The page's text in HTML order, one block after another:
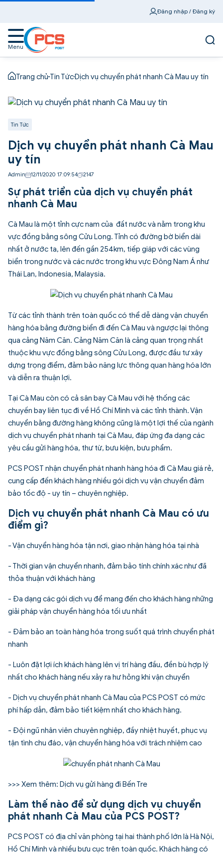
Đăng nhập / Đăng ký
Menu
Trang chủTin TứcDịch vụ chuyển phát nhanh Cà Mau uy tín
Tin Tức
Dịch vụ chuyển phát nhanh Cà Mau
uy tín
Admin 12/11/2020 17:09:54 2147
Sự phát triển của dịch vụ chuyển phát
nhanh Cà Mau
Cà Mau là một tỉnh cực nam của đất nước và nằm trong khu
vực đồng bằng sông Cửu Long. Tỉnh có đường bờ biển dài
nhất ở nước ta, lên đến gần 254km, tiếp giáp với các vùng
biển trong nước và các nước trong khu vực Đông Nam Á như
Thái Lan, Indonesia, Malaysia.
Từ các tỉnh thành trên toàn quốc có thể dễ dàng vận chuyển
hàng hóa bằng đường biển đi đến Cà Mau và ngược lại thông
qua cảng Năm Căn. Cảng Năm Căn là cảng quan trọng nhất
thuộc khu vực đồng bằng sông Cửu Long, được đầu tư xây
dựng trọng điểm, đảm bảo năng lực thông quan hàng hóa lớn
và diễn ra thuận lợi.
Tại Cà Mau còn có cả sân bay Cà Mau với hệ thống các
chuyến bay liên tục đi về Hồ Chí Minh và các tỉnh thành. Vận
chuyển bằng đường hàng không cũng là một lợi thế của ngành
dịch vụ chuyển phát nhanh tại Cà Mau, đáp ứng đa dạng các
yêu cầu gửi hàng hóa, thư từ, bưu kiện, bưu phẩm.
PCS POST nhận chuyển phát nhanh hàng hóa đi Cà Mau giá rẻ,
cung cấp đến khách hàng nhiều gói dịch vụ vận chuyển đảm
bảo tốc độ - uy tín – chuyên nghiệp.
Dịch vụ chuyển phát nhanh Cà Mau có ưu
điểm gì?
- Vận chuyển hàng hóa tận nơi, giao nhận hàng hóa tại nhà
- Thời gian vận chuyển nhanh, đảm bảo tính chính xác như đã
thỏa thuận với khách hàng
- Đa dạng các gói dịch vụ để mang đến cho khách hàng những
giải pháp vận chuyển hàng hóa tối ưu nhất
- Đảm bảo an toàn hàng hóa trong suốt quá trình chuyển phát
nhanh
- Luôn đặt lợi ích khách hàng lên vị trí hàng đầu, đền bù hợp lý
nhất cho khách hàng nếu xảy ra hư hỏng khi vận chuyển
- Dịch vụ chuyển phát nhanh Cà Mau của PCS POST có mức
phí hấp dẫn, đảm bảo tiết kiệm nhất cho khách hàng.
- Đội ngũ nhân viên chuyên nghiệp, đầy nhiệt huyết, phục vụ
tận tình chu đáo, vận chuyển hàng hóa với trách nhiệm cao
>>> Xem thêm: Dịch vụ gửi hàng đi Bến Tre
Làm thế nào để sử dụng dịch vụ chuyển
phát nhanh Cà Mau của PCS POST?
PCS POST có địa chỉ văn phòng tại hai thành phố lớn là Hà Nội,
Hồ Chí Minh và nhiều bưu cục trên toàn quốc. Khách hàng có